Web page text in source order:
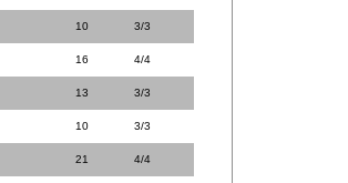
10 3/3
16 4/4
13 3/3
10 3/3
21 4/4